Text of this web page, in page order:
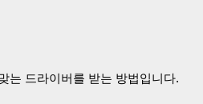
는 드라이버를 받는 방법입니다.